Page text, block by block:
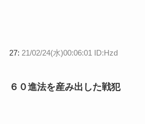
27: 21/02/24(水)00:06:01 ID:Hzd
６０進法を産み出した戦犯